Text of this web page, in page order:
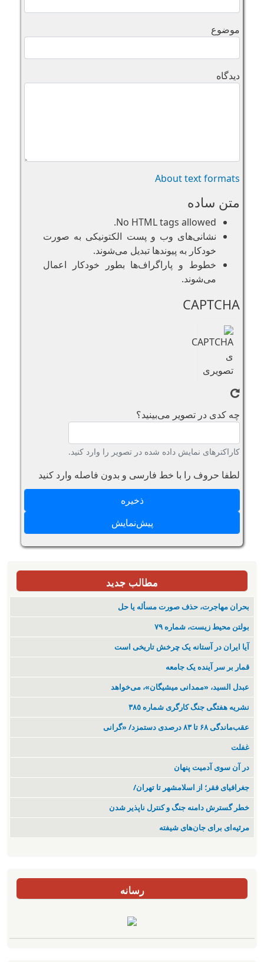
موضوع
دیدگاه
About text formats
متن ساده
No HTML tags allowed.
نشانی‌های وب و پست الکتونیکی به صورت
خودکار به پیوند‌ها تبدیل می‌شوند.
خطوط و پاراگراف‌ها بطور خودکار اعمال
می‌شوند.
CAPTCHA
چه کدی در تصویر می‌بینید؟
کاراکترهای نمایش داده شده در تصویر را وارد کنید.
لطفا حروف را با خط فارسی و بدون فاصله وارد کنید
مطالب جدید
بحران مهاجرت‌، حذف صورت مسأله یا حل
بولتن محیط زیست، شماره ۷۹
آیا ایران در آستانه یک چرخش تاریخی است
قمار بر سر آینده یک جامعه
عبدل السید، «ممدانی میشیگان»، می‌خواهد
نشریە هفتگی جنگ کارگری شمارە ٣٨٥
عقب‌ماندگی ۶۸ تا ۸۳ درصدی دستمزد/ «گرانی
غفلت
در آن سوی آدمیت پنهان
جغرافیای فقر؛ از اسلامشهر تا تهران/
خطر گسترش دامنه جنگ و کنترل ناپذیر شدن
مرثیه‌ای برای جان‌های شیفته
رسانه